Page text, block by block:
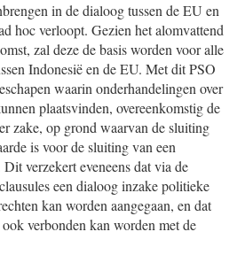
in de dialoog tussen de EU en
hoc verloopt. Gezien het alomvattend
zal deze de basis worden voor alle
Indonesië en de EU. Met dit PSO
waarin onderhandelingen over
plaatsvinden, overeenkomstig de
zake, op grond waarvan de sluiting
is voor de sluiting van een
verzekert eveneens dat via de
een dialoog inzake politieke
kan worden aangegaan, en dat
verbonden kan worden met de